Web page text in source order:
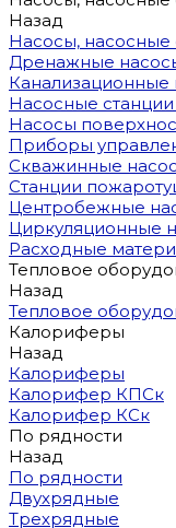
Назад
Насосы, насосные
Дренажные
Канализационные
Насосные
Насосы
Приборы
Скважинные
Станции
Центробежные
Циркуляционные
Расходные
Тепловое
Назад
Тепловое
Калориферы
Назад
Калориферы
Калорифер КПСк
Калорифер КСк
По рядности
Назад
По рядности
Двухрядные
Трехрядные